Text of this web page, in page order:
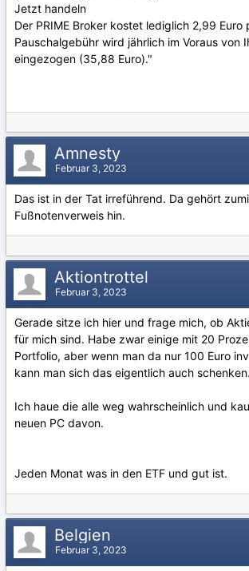
Jetzt handeln
Der PRIME Broker kostet lediglich 2,99 Euro
Pauschalgebühr wird jährlich im Voraus von
eingezogen (35,88 Euro)."
Amnesty
Februar 3, 2023
Das ist in der Tat irreführend. Da gehört
Fußnotenverweis hin.
Aktiontrottel
Februar 3, 2023
Gerade sitze ich hier und frage mich, ob
für mich sind. Habe zwar einige mit 20
Portfolio, aber wenn man da nur 100 Euro
kann man sich das eigentlich auch
Ich haue die alle weg wahrscheinlich und
neuen PC davon.
Jeden Monat was in den ETF und gut ist.
Belgien
Februar 3, 2023